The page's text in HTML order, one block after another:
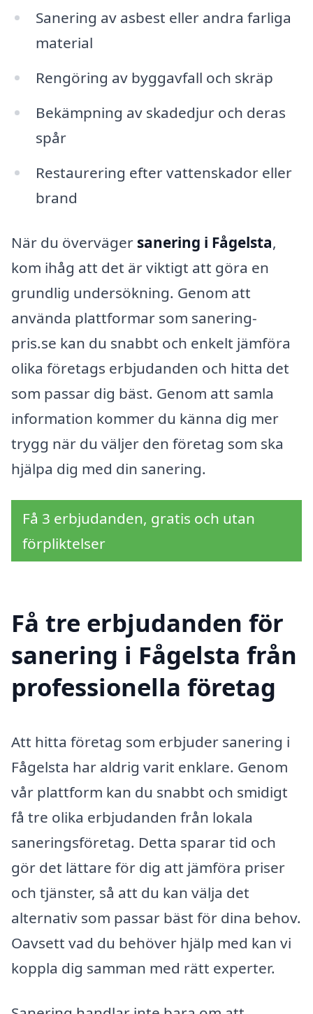
Sanering av asbest eller andra farliga
material
Rengöring av byggavfall och skräp
Bekämpning av skadedjur och deras
spår
Restaurering efter vattenskador eller
brand
När du överväger sanering i Fågelsta,
kom ihåg att det är viktigt att göra en
grundlig undersökning. Genom att
använda plattformar som sanering-
pris.se kan du snabbt och enkelt jämföra
olika företags erbjudanden och hitta det
som passar dig bäst. Genom att samla
information kommer du känna dig mer
trygg när du väljer den företag som ska
hjälpa dig med din sanering.
Få 3 erbjudanden, gratis och utan
förpliktelser
Få tre erbjudanden för
sanering i Fågelsta från
professionella företag
Att hitta företag som erbjuder sanering i
Fågelsta har aldrig varit enklare. Genom
vår plattform kan du snabbt och smidigt
få tre olika erbjudanden från lokala
saneringsföretag. Detta sparar tid och
gör det lättare för dig att jämföra priser
och tjänster, så att du kan välja det
alternativ som passar bäst för dina behov.
Oavsett vad du behöver hjälp med kan vi
koppla dig samman med rätt experter.